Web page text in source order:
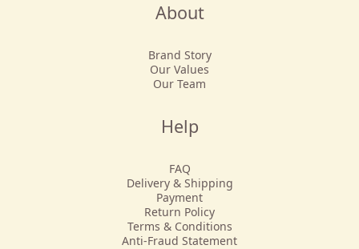
About
Brand Story
Our Values
Our Team
Help
FAQ
Delivery & Shipping
Payment
Return Policy
Terms & Conditions
Anti-Fraud Statement